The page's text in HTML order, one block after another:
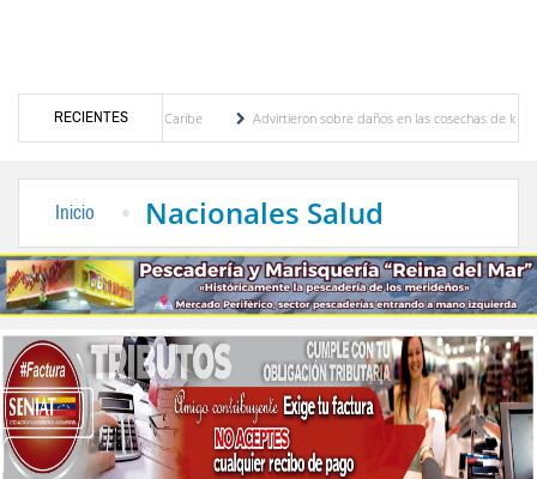
RECIENTES
y del Caribe
Advirtieron sobre daños en las cosechas de los Andes
Inicio Nacionales Salud